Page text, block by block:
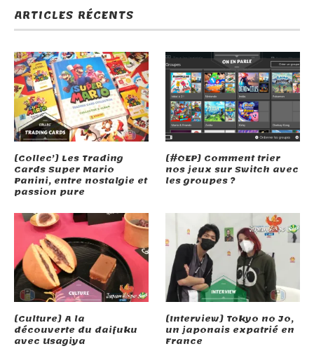
ARTICLES RÉCENTS
[Collec’] Les Trading
Cards Super Mario
Panini, entre nostalgie et
passion pure
[#OEP] Comment trier
nos jeux sur Switch avec
les groupes ?
[Culture] A la
découverte du daifuku
avec Usagiya
[Interview] Tokyo no Jo,
un japonais expatrié en
France